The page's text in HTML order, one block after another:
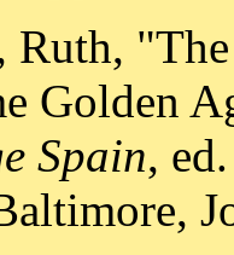
Golden
Spain,